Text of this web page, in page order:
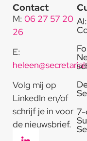
Contact
M: 06 27 57 20
26
E:
Volg mij op
LinkedIn en/of
schrijf je in voor
de nieuwsbrief.
7-